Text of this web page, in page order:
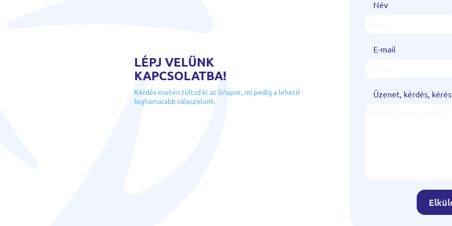
LÉPJ VELÜNK
KAPCSOLATBA!
Kérdés esetén töltsd ki az űrlapot, mi pedig a lehető
leghamarabb válaszolunk.
Név
E-mail
Üzenet, kérdés, kérés